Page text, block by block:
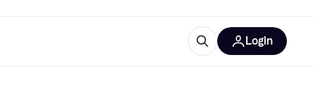
Login